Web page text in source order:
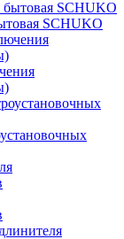
SCHUKO